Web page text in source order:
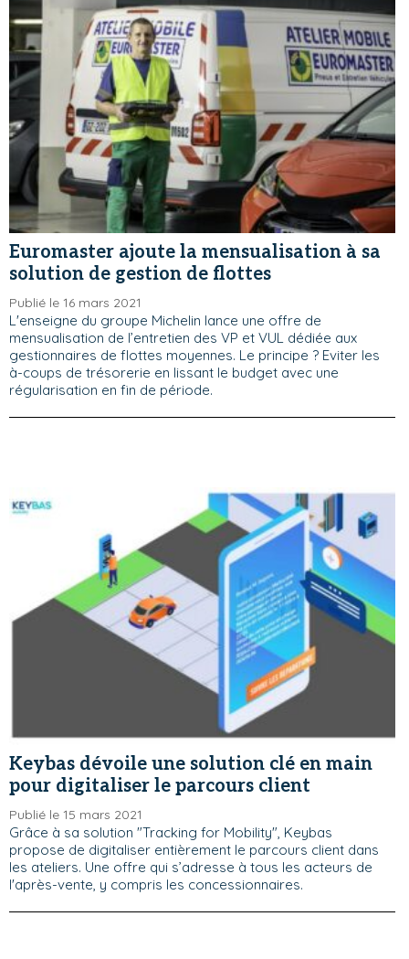
Euromaster ajoute la mensualisation à sa
solution de gestion de flottes
Publié le 16 mars 2021
L'enseigne du groupe Michelin lance une offre de
mensualisation de l’entretien des VP et VUL dédiée aux
gestionnaires de flottes moyennes. Le principe ? Eviter les
à-coups de trésorerie en lissant le budget avec une
régularisation en fin de période.
Keybas dévoile une solution clé en main
pour digitaliser le parcours client
Publié le 15 mars 2021
Grâce à sa solution "Tracking for Mobility", Keybas
propose de digitaliser entièrement le parcours client dans
les ateliers. Une offre qui s’adresse à tous les acteurs de
l'après-vente, y compris les concessionnaires.